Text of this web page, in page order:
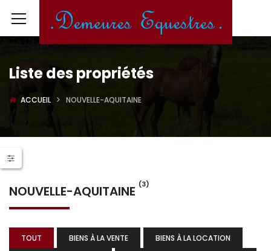
Liste des propriétés
ACCUEIL NOUVELLE-AQUITAINE
NOUVELLE-AQUITAINE (3)
TOUT BIENS À LA VENTE
BIENS À LA LOCATION